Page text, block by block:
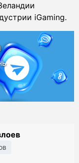
iGaming.